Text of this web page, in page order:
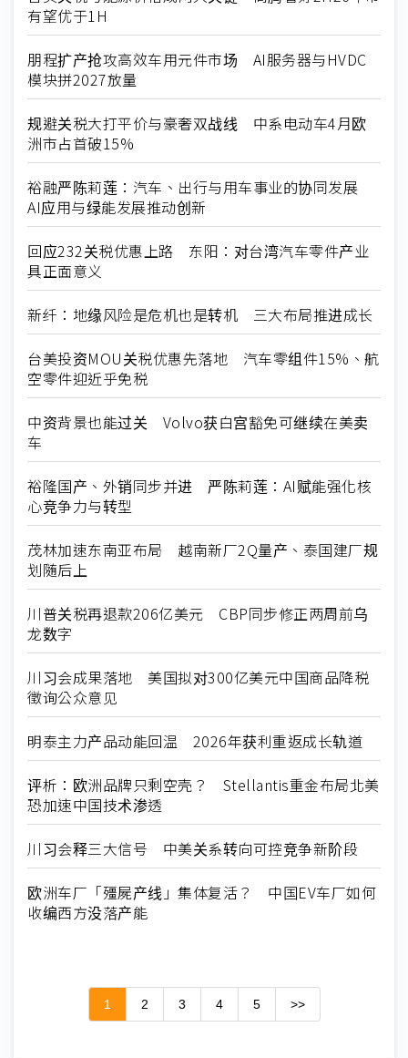
有望优于1H
朋程扩产抢攻高效车用元件市场 AI服务器与HVDC
模块拼2027放量
规避关税大打平价与豪奢双战线 中系电动车4月欧
洲市占首破15%
裕融严陈莉莲：汽车、出行与用车事业的协同发展
AI应用与绿能发展推动创新
回应232关税优惠上路 东阳：对台湾汽车零件产业
具正面意义
新纤：地缘风险是危机也是转机 三大布局推进成长
台美投资MOU关税优惠先落地 汽车零组件15%、航
空零件迎近乎免税
中资背景也能过关 Volvo获白宫豁免可继续在美卖
车
裕隆国产、外销同步并进 严陈莉莲：AI赋能强化核
心竞争力与转型
茂林加速东南亚布局 越南新厂2Q量产、泰国建厂规
划随后上
川普关税再退款206亿美元 CBP同步修正两周前乌
龙数字
川习会成果落地 美国拟对300亿美元中国商品降税
徵询公众意见
明泰主力产品动能回温 2026年获利重返成长轨道
评析：欧洲品牌只剩空壳？ Stellantis重金布局北美
恐加速中国技术渗透
川习会释三大信号 中美关系转向可控竞争新阶段
欧洲车厂「殭屍产线」集体复活？ 中国EV车厂如何
收编西方没落产能
1 2 3 4 5 >>